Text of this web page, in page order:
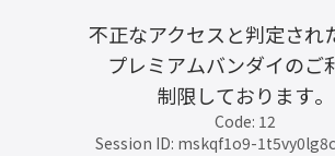
不正なアクセスと判定され
プレミアムバンダイのご
制限しております。
Code: 12
Session ID: mskqf1o9-